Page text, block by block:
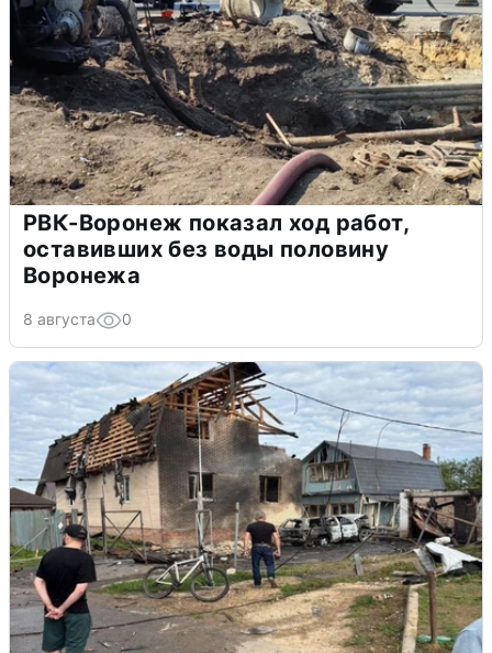
РВК-Воронеж показал ход работ,
оставивших без воды половину
Воронежа
8 августа 0